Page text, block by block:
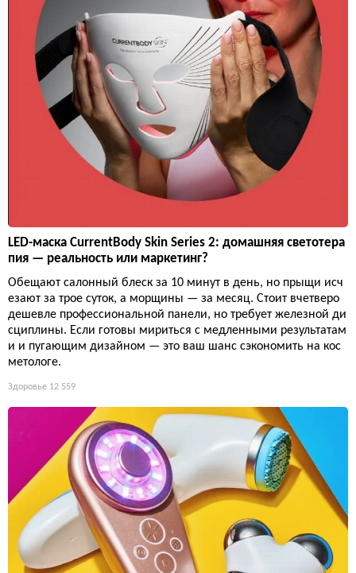
LED-маска CurrentBody Skin Series 2: домашняя светотера
пия — реальность или маркетинг?
Обещают салонный блеск за 10 минут в день, но прыщи исч
езают за трое суток, а морщины — за месяц. Стоит вчетверо
дешевле профессиональной панели, но требует железной ди
сциплины. Если готовы мириться с медленными результатам
и и пугающим дизайном — это ваш шанс сэкономить на кос
метологе.
Здоровье 12 559